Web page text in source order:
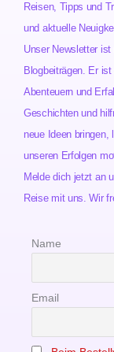
Reisen, Tipps und
und aktuelle
Unser Newsletter
Blogbeiträgen. Er
Abenteuern und
Geschichten und
neue Ideen bringen,
unseren Erfolgen
Melde dich jetzt an
Reise mit uns. Wir
Name
Email